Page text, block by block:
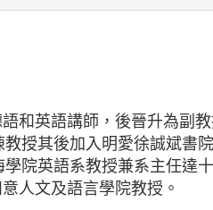
和英語講師，後晉升為副
授其後加入明愛徐誠斌書
院英語系教授兼系主任達
人文及語言學院教授。